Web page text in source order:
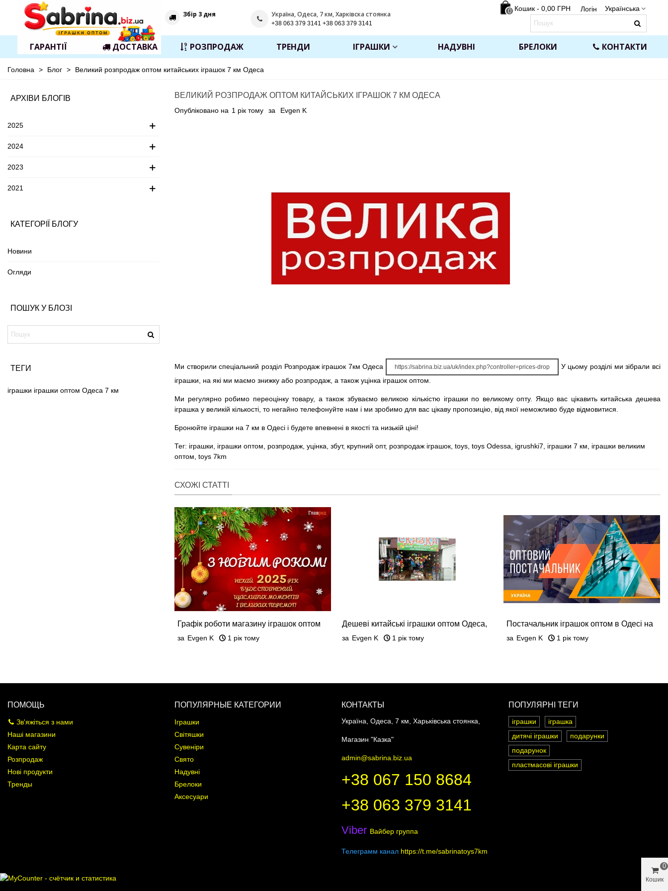
Збір 3 дня Україна, Одеса, 7 км, Харківска стоянка
+38 063 379 3141 +38 063 379 3141
0 Кошик - 0,00 ГРН Логін Українська
ГАРАНТІЇ ДОСТАВКА РОЗПРОДАЖ ТРЕНДИ ІГРАШКИ НАДУВНІ БРЕЛОКИ КОНТАКТИ
Головна > Блог > Великий розпродаж оптом китайських іграшок 7 км Одеса
АРХІВИ БЛОГІВ
2025
2024
2023
2021
КАТЕГОРІЇ БЛОГУ
Новини
Огляди
ПОШУК У БЛОЗІ
ТЕГИ
іграшки іграшки оптом Одеса 7 км
ВЕЛИКИЙ РОЗПРОДАЖ ОПТОМ КИТАЙСЬКИХ ІГРАШОК 7 КМ ОДЕСА
Опубліковано на 1 рік тому за Evgen K
Ми створили спеціальний розділ Розпродаж іграшок 7км Одеса https://sabrina.biz.ua/uk/index.php?controller=prices-drop
У цьому розділі ми зібрали всі
іграшки, на які ми маємо знижку або розпродаж, а також уцінка іграшок оптом.
Ми регулярно робимо переоцінку товару, а також збуваємо великою кількістю іграшки по великому опту. Якщо вас цікавить китайська дешева
іграшка у великій кількості, то негайно телефонуйте нам і ми зробимо для вас цікаву пропозицію, від якої неможливо буде відмовитися.
Бронюйте іграшки на 7 км в Одесі і будете впевнені в якості та низькій ціні!
Тег: іграшки іграшки оптом розпродаж уцінка збут, крупний опт, розпродаж іграшок toys toys Odessa igrushki7 іграшки 7 км
іграшки великим
оптом toys 7km
СХОЖІ СТАТТІ
Графік роботи магазину іграшок оптом
Сабрина на Новий Рік 2025
за Evgen K 1 рік тому
Дешеві китайські іграшки оптом Одеса,
7 км
за Evgen K 1 рік тому
Постачальник іграшок оптом в Одесі на
7 км
за Evgen K 1 рік тому
ПОМОЩЬ
Зв'яжіться з нами
Наші магазини
Карта сайту
Розпродаж
Нові продукти
Тренды
ПОПУЛЯРНЫЕ КАТЕГОРИИ
Іграшки
Світяшки
Сувеніри
Свято
Надувні
Брелоки
Аксесуари
КОНТАКТЫ
Україна, Одеса, 7 км, Харьківська стоянка,
Магазин "Казка"
admin@sabrina.biz.ua
+38 067 150 8684
+38 063 379 3141
Viber Вайбер группа
Телеграмм канал https://t.me/sabrinatoys7km
ПОПУЛЯРНІ ТЕГИ
іграшки
іграшка
дитячі іграшки
подарунки
подарунок
пластмасові іграшки
Кошик
0